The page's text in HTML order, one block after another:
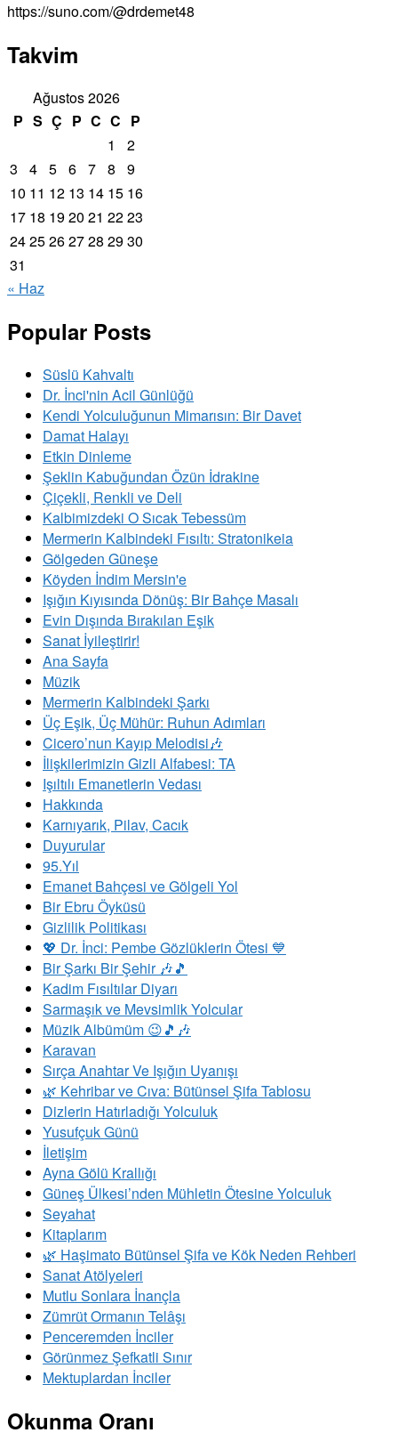
https://suno.com/@drdemet48
Takvim
Ağustos 2026
P S Ç P C C P
1
2
3
4 5 6 7 8
9
10 11 12 13 14 15 16
17 18 1920 21 2223
2425262728 2930
31
« Haz
Popular Posts
Süslü Kahvaltı
Dr. İnci'nin Acil Günlüğü
Kendi Yolculuğunun Mimarısın: Bir Davet
Damat Halayı
Etkin Dinleme
Şeklin Kabuğundan Özün İdrakine
Çiçekli, Renkli ve Deli
Kalbimizdeki O Sıcak Tebessüm
Mermerin Kalbindeki Fısıltı: Stratonikeia
Gölgeden Güneşe
Köyden İndim Mersin'e
Işığın Kıyısında Dönüş: Bir Bahçe Masalı
Evin Dışında Bırakılan Eşik
Sanat İyileştirir!
Ana Sayfa
Müzik
Mermerin Kalbindeki Şarkı
Üç Eşik, Üç Mühür: Ruhun Adımları
Cicero’nun Kayıp Melodisi🎶
İlişkilerimizin Gizli Alfabesi: TA
​Işıltılı Emanetlerin Vedası
Hakkında
Karnıyarık, Pilav, Cacık
Duyurular
95.Yıl
Emanet Bahçesi ve Gölgeli Yol
Bir Ebru Öyküsü
Gizlilik Politikası
💖 Dr. İnci: Pembe Gözlüklerin Ötesi 💙
Bir Şarkı Bir Şehir 🎶🎵
Kadim Fısıltılar Diyarı
Sarmaşık ve Mevsimlik Yolcular
Müzik Albümüm 😉🎵🎶
Karavan
Sırça Anahtar Ve Işığın Uyanışı
​🌿 Kehribar ve Cıva: Bütünsel Şifa Tablosu
Dizlerin Hatırladığı Yolculuk
Yusufçuk Günü
İletişim
Ayna Gölü Krallığı
Güneş Ülkesi’nden Mühletin Ötesine Yolculuk
Seyahat
Kitaplarım
🌿 Haşimato Bütünsel Şifa ve Kök Neden Rehberi
Sanat Atölyeleri
Mutlu Sonlara İnançla
Zümrüt Ormanın Telâşı
Penceremden İnciler
Görünmez Şefkatli Sınır
Mektuplardan İnciler
Okunma Oranı